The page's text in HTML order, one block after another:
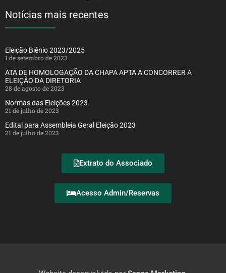
Notícias mais recentes
Eleição Biênio 2023/2025
1 de setembro de 2023
ATA DE HOMOLOGAÇÃO DA CHAPA APTA A CONCORRER A
ELEIÇÃO DA DIRETORIA
28 de agosto de 2023
Normas das Eleições 2023
21 de julho de 2023
Edital para Assembleia Geral Eleição 2023
21 de julho de 2023
Extrato do Associado
Acesso Admin/Reservas